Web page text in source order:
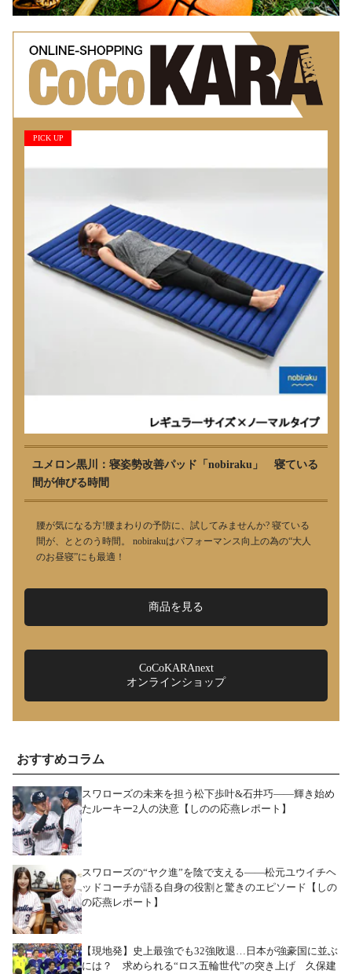
PICK UP
ユメロン黒川：寝姿勢改善パッド「nobiraku」 寝ている
間が伸びる時間
腰が気になる方!腰まわりの予防に、試してみませんか? 寝ている
間が、ととのう時間。 nobirakuはパフォーマンス向上の為の“大人
のお昼寝”にも最適！
商品を見る
CoCoKARAnext
オンラインショップ
おすすめコラム
スワローズの未来を担う松下歩叶&石井巧――輝き始め
たルーキー2人の決意【しのの応燕レポート】
スワローズの“ヤク進”を陰で支える――松元ユウイチヘ
ッドコーチが語る自身の役割と驚きのエピソード【しの
の応燕レポート】
【現地発】史上最強でも32強敗退…日本が強豪国に並ぶ
には？ 求められる“ロス五輪世代”の突き上げ 久保建